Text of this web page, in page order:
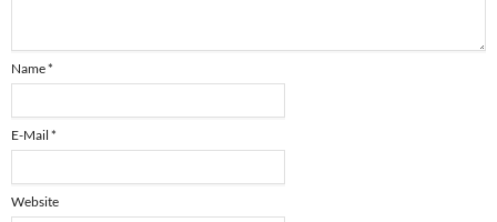
Name*
E-Mail *
Website